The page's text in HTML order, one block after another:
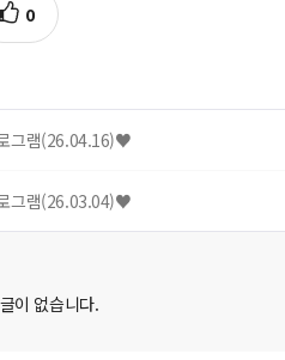
0
그램(26.04.16)♥
그램(26.03.04)♥
이 없습니다.